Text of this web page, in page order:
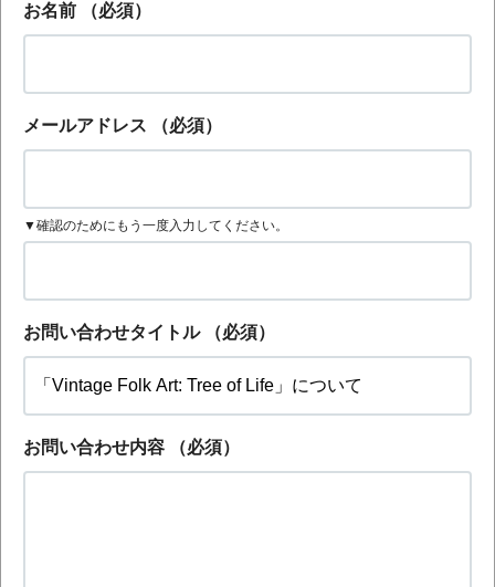
お名前 （必須）
メールアドレス （必須）
▼確認のためにもう一度入力してください。
お問い合わせタイトル （必須）
お問い合わせ内容 （必須）